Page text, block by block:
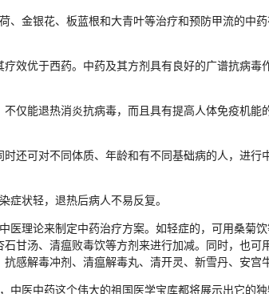
金银花、板蓝根和大青叶等治疗和预防甲流的中
优于西药。中药及其方剂具有良好的广谱抗病毒
能退热消炎抗病毒，而且具有提高人体免疫机能
可对不同体质、年龄和有不同基础病的人，进行
状轻，退热后病人不易反复。
理论来制定中药治疗方案。如轻症的，可用桑菊
甘汤、清瘟败毒饮等方剂来进行加减。同时，也可
感解毒冲剂、清瘟解毒丸、清开灵、新雪丹、安宫
医中药这个伟大的祖国医学宝库都将展示出它的